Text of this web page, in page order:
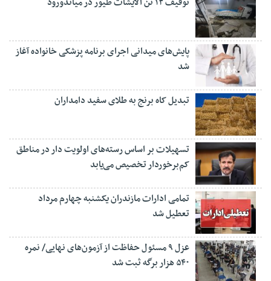
پایش‌های میدانی اجرای برنامه پزشکی خانواده آغاز
شد
تبدیل کاه برنج به طلای سفید دامداران
تسهیلات بر اساس رسته‌های اولویت دار در مناطق
کم‌برخوردار تخصیص می‌یابد
تمامی ادارات مازندران یکشنبه چهارم مرداد
تعطیل شد
عزل ۹ مسئول حفاظت از آزمون‌های نهایی/ نمره
۵۴۰ هزار برگه ثبت شد